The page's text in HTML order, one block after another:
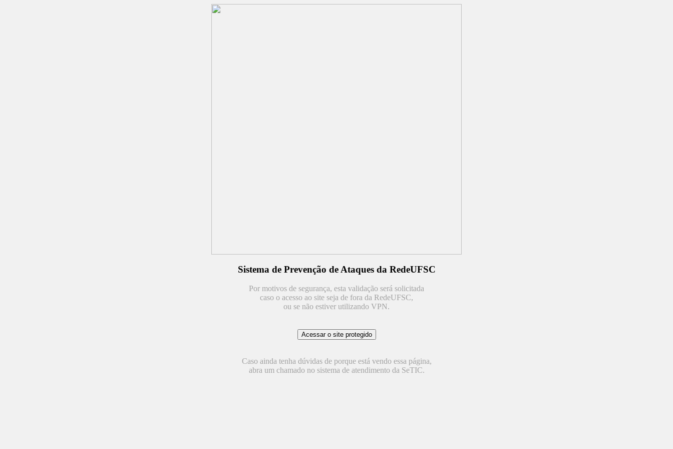
Sistema de Prevenção de Ataques da RedeUFSC
Por motivos de segurança, esta validação será solicitada
caso o acesso ao site seja de fora da RedeUFSC,
ou se não estiver utilizando VPN.
Caso ainda tenha dúvidas de porque está vendo essa página,
abra um chamado no sistema de atendimento da SeTIC.